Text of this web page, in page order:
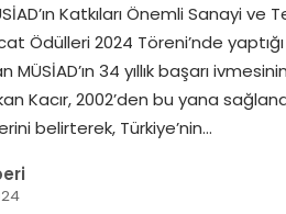
Katkıları Önemli Sanayi
Ödülleri 2024 Töreni’nde
MÜSİAD’ın 34 yıllık başarı
Kacır, 2002’den bu yana
belirterek, Türkiye’nin…